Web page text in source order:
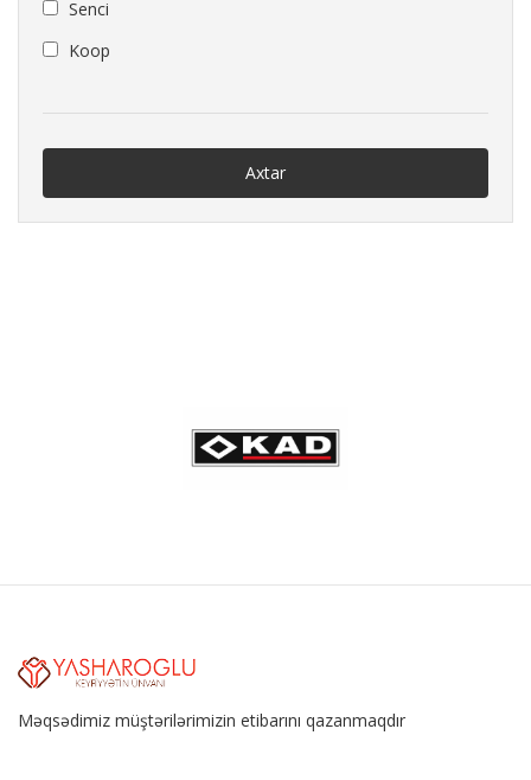
Senci
Koop
Axtar
Məqsədimiz müştərilərimizin etibarını qazanmaqdır